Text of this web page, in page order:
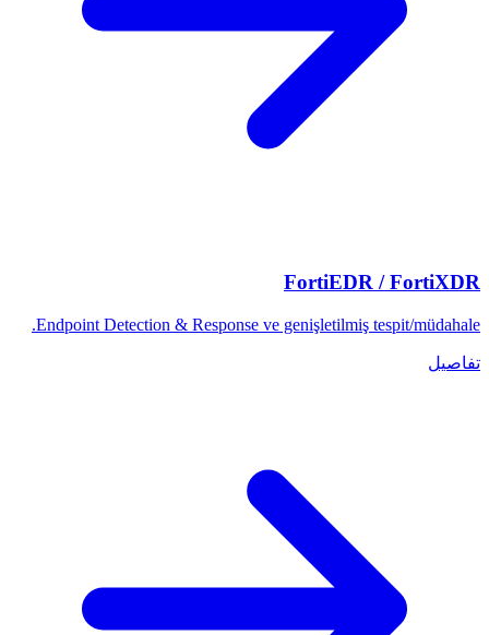
FortiEDR / FortiXDR
Endpoint Detection & Response ve genişletilmiş tespit/müdahale.
تفاصيل